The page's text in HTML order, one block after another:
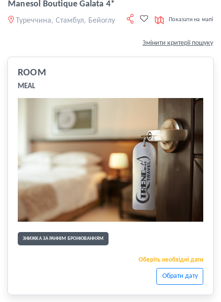
Manesol Boutique Galata 4*
Туреччина, Стамбул, Бейоглу Показати на мапі
Змінити критерії пошуку
ROOM
MEAL
ЗНИЖКА ЗА РАННІМ БРОНЮВАННЯМ
Оберіть необхідні дати
Обрати дату